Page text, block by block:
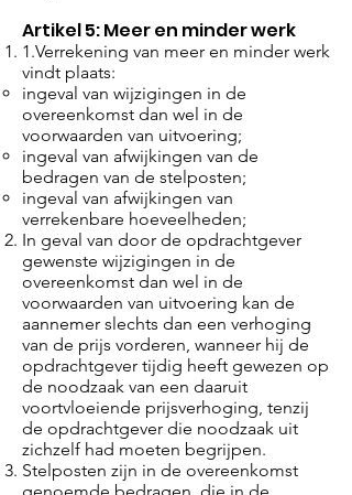
Artikel 5: Meer en minder werk
1.Verrekening van meer en minder werk
vindt plaats:
ingeval van wijzigingen in de
overeenkomst dan wel in de
voorwaarden van uitvoering;
ingeval van afwijkingen van de
bedragen van de stelposten;
ingeval van afwijkingen van
verrekenbare hoeveelheden;
In geval van door de opdrachtgever
gewenste wijzigingen in de
overeenkomst dan wel in de
voorwaarden van uitvoering kan de
aannemer slechts dan een verhoging
van de prijs vorderen, wanneer hij de
opdrachtgever tijdig heeft gewezen op
de noodzaak van een daaruit
voortvloeiende prijsverhoging, tenzij
de opdrachtgever die noodzaak uit
zichzelf had moeten begrijpen.
Stelposten zijn in de overeenkomst